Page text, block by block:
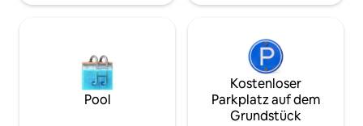
zum Parlament, zum London Eye, zum
Pool
Kostenloser
Parkplatz auf dem
Grundstück